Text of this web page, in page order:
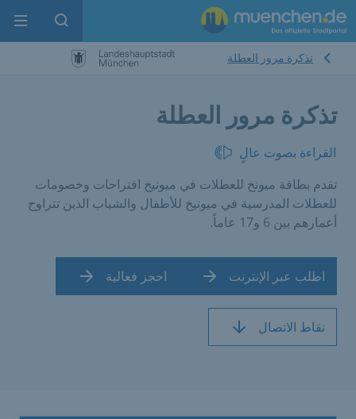
search
تذكرة مرور العطلة
تذكرة مرور العطلة
القراءة بصوت عالٍ
تقدم بطاقة ميونخ للعطلات في ميونيخ اقتراحات وخصومات
للعطلات المدرسية في ميونيخ للأطفال والشباب الذين تتراوح
أعمارهم بين 6 و17 عاماً.
اطلب عبر الإنترنت احجز فعالية
نقاط الاتصال